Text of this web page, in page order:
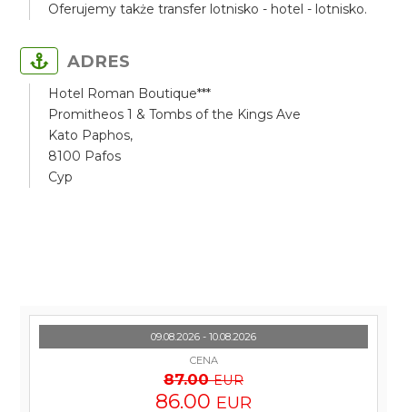
Oferujemy także transfer lotnisko - hotel - lotnisko.
ADRES
Hotel Roman Boutique***
Promitheos 1 & Tombs of the Kings Ave
Kato Paphos,
8100 Pafos
Cyp
09.08.2026 - 10.08.2026
CENA
87.00 EUR
86.00 EUR